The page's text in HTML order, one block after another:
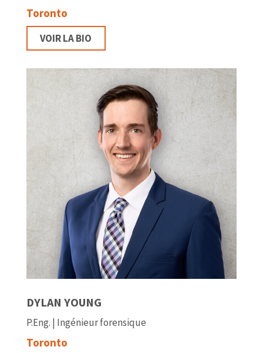
Toronto
VOIR LA BIO
DYLAN YOUNG
P.Eng. | Ingénieur forensique
Toronto